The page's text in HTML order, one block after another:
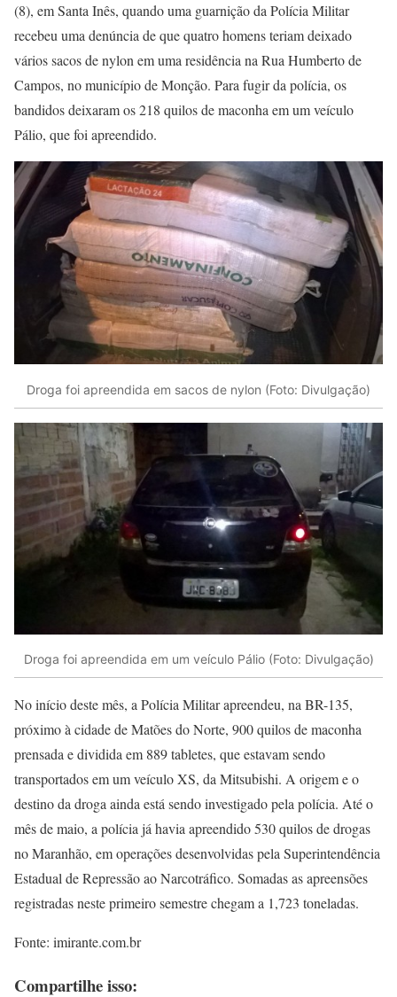
(8), em Santa Inês, quando uma guarnição da Polícia Militar
recebeu uma denúncia de que quatro homens teriam deixado
vários sacos de nylon em uma residência na Rua Humberto de
Campos, no município de Monção. Para fugir da polícia, os
bandidos deixaram os 218 quilos de maconha em um veículo
Pálio, que foi apreendido.
Droga foi apreendida em sacos de nylon (Foto: Divulgação)
Droga foi apreendida em um veículo Pálio (Foto: Divulgação)
No início deste mês, a Polícia Militar apreendeu, na BR-135,
próximo à cidade de Matões do Norte, 900 quilos de maconha
prensada e dividida em 889 tabletes, que estavam sendo
transportados em um veículo XS, da Mitsubishi. A origem e o
destino da droga ainda está sendo investigado pela polícia. Até o
mês de maio, a polícia já havia apreendido 530 quilos de drogas
no Maranhão, em operações desenvolvidas pela Superintendência
Estadual de Repressão ao Narcotráfico. Somadas as apreensões
registradas neste primeiro semestre chegam a 1,723 toneladas.
Fonte: imirante.com.br
Compartilhe isso: